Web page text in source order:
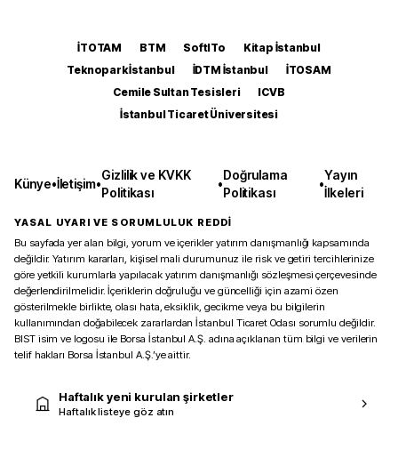
İTOTAM BTM SoftITo
Kitap İstanbul
Teknopark İstanbul
İDTM İstanbul
İTOSAM
Cemile Sultan Tesisleri
ICVB
İstanbul Ticaret Üniversitesi
Künye•İletişim•
Gizlilik ve KVKK
Politikası
•
Doğrulama
Politikası
•
Yayın
İlkeleri
YASAL UYARI VE SORUMLULUK REDDİ
Bu sayfada yer alan bilgi, yorum ve içerikler yatırım danışmanlığı kapsamında
değildir. Yatırım kararları, kişisel mali durumunuz ile risk ve getiri tercihlerinize
göre yetkili kurumlarla yapılacak yatırım danışmanlığı sözleşmesi çerçevesinde
değerlendirilmelidir. İçeriklerin doğruluğu ve güncelliği için azami özen
gösterilmekle birlikte, olası hata, eksiklik, gecikme veya bu bilgilerin
kullanımından doğabilecek zararlardan İstanbul Ticaret Odası sorumlu değildir.
BIST isim ve logosu ile Borsa İstanbul A.Ş. adına açıklanan tüm bilgi ve verilerin
telif hakları Borsa İstanbul A.Ş.’ye aittir.
Haftalık yeni kurulan şirketler
Haftalık listeye göz atın